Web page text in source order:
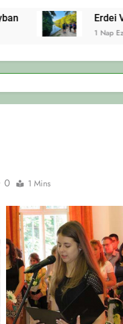
Erdei
1 Nap Ezelőtt
0 1 Mins